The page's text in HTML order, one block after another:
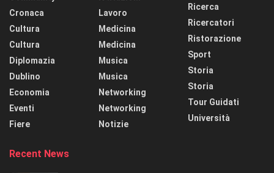
Cronaca
Cultura
Cultura
Diplomazia
Dublino
Economia
Eventi
Fiere
Lavoro
Medicina
Medicina
Musica
Musica
Networking
Networking
Notizie
Ricerca
Ricercatori
Ristorazione
Sport
Storia
Storia
Tour Guidati
Università
Recent News